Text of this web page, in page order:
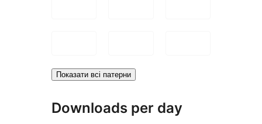
Показати всі патерни
Downloads per day